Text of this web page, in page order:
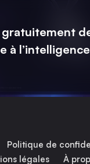
à
Politique de
légales
À